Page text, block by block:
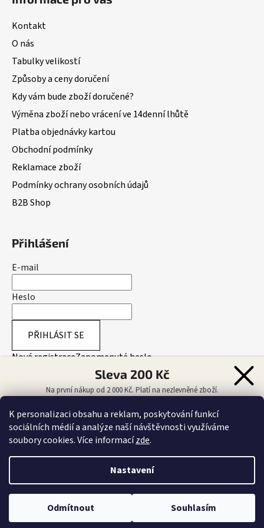
K personalizaci obsahu a reklam, poskytování funkcí
sociálních médií a analýze naší návštěvnosti využíváme
soubory cookies. Více informacízde.
Nastavení
Odmítnout Souhlasím
Kontakt
O nás
Tabulky velikostí
Způsoby a ceny doručení
Kdy vám bude zboží doručené?
Výměna zboží nebo vrácení ve 14denní lhůtě
Platba objednávky kartou
Obchodní podmínky
Reklamace zboží
Podmínky ochrany osobních údajů
B2B Shop
Přihlášení
E-mail
Heslo
PŘIHLÁSIT SE
Nová registraceZapomenuté heslo
Přijímáme online platby
Vytvořil Shoptet
Copyright 2026Australian-Wear.cz. Všechna práva
vyhrazena.Upravit nastavení cookies
Sleva 200 Kč
Na první nákup od 2 000 Kč. Platí na nezlevněné zboží.
CHCI SLEVU 200 KČ